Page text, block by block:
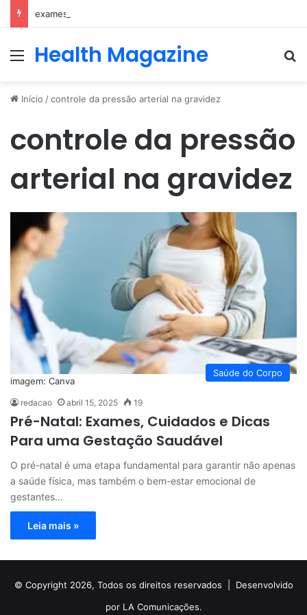
exames e consulta com nefrologista no Rio
Menu
Health Magazine
Início /controle da pressão arterial na gravidez
controle da pressão
arterial na gravidez
Saúde do Corpo
imagem: Canva
redacao abril 15, 2025 19
Pré-Natal: Exames, Cuidados e Dicas
Para uma Gestação Saudável
O pré-natal é uma etapa fundamental para garantir não apenas
a saúde física, mas também o bem-estar emocional de
gestantes…
Leia mais »
© Copyright 2026, Todos os direitos reservados | Desenvolvido
por LA Comunicações.